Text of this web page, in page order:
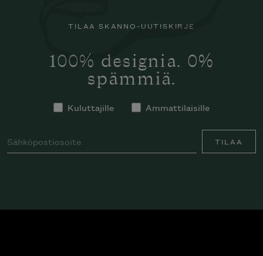
TILAA SKANNO-UUTISKIRJE
100% designia. 0%
spämmiä.
Kuluttajille Ammattilaisille
TILAA